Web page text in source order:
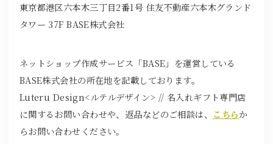
東京都港区六本木三丁目2番1号 住友不動産六本木グランド
タワー 37F BASE株式会社
ネットショップ作成サービス「BASE」を運営している
BASE株式会社の所在地を記載しております。
Luteru Design<ルテルデザイン> // 名入れギフト専門店
に関するお問い合わせや、返品などのご相談は、 こちらか
らお問い合わせください。